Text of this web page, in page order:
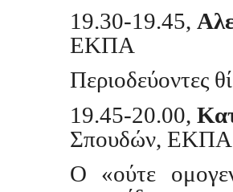
19.30-19.45,
ΕΚΠΑ
Περιοδεύοντες
19.45-20.00,
Σπουδών, ΕΚΠΑ
Ο «ούτε